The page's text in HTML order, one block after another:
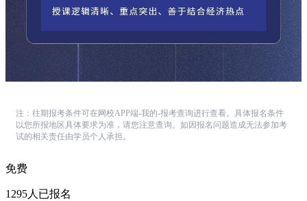
注：往期报考条件可在网校APP端-我的-报考查询进行查看。具体报名条件
以您所报地区具体要求为准，请您注意查询。如因报名问题造成无法参加考
试的相关责任由学员个人承担。
免费
1295人已报名